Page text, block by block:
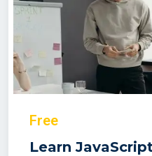
Free
Learn